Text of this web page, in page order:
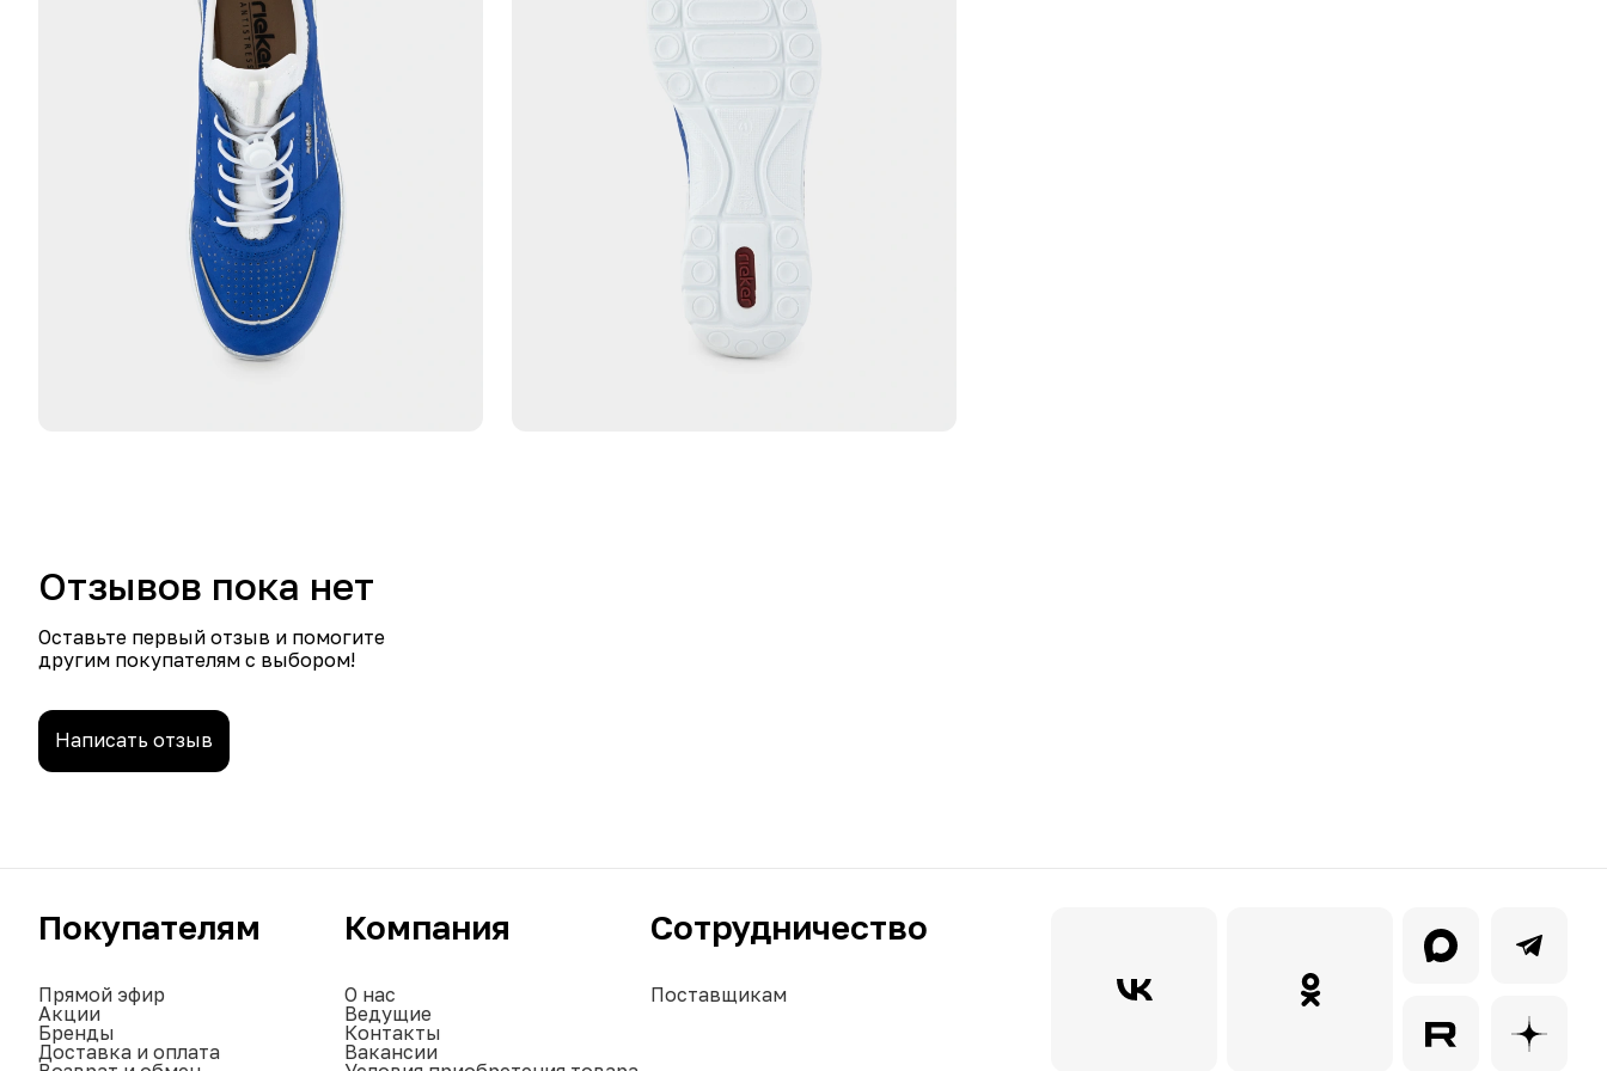
Отзывов пока нет
Оставьте первый отзыв и помогите
другим покупателям с выбором!
Написать отзыв
Покупателям
Прямой эфир
Акции
Бренды
Доставка и оплата
Компания
О нас
Ведущие
Контакты
Вакансии
Сотрудничество
Поставщикам